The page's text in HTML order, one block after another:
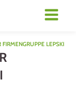
LEPSKI